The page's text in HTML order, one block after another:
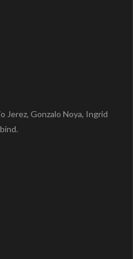
Jerez, Gonzalo Noya, Ingrid